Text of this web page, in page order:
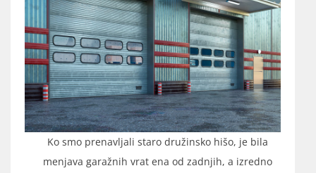
Ko smo prenavljali staro družinsko hišo, je bila
menjava garažnih vrat ena od zadnjih, a izredno